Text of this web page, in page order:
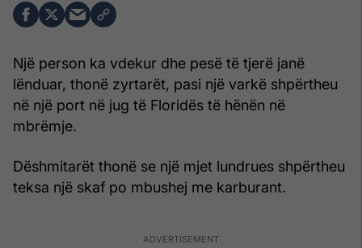
Një person ka vdekur dhe pesë të tjerë janë
lënduar, thonë zyrtarët, pasi një varkë shpërtheu
në një port në jug të Floridës të hënën në
mbrëmje.
Dëshmitarët thonë se një mjet lundrues shpërtheu
teksa një skaf po mbushej me karburant.